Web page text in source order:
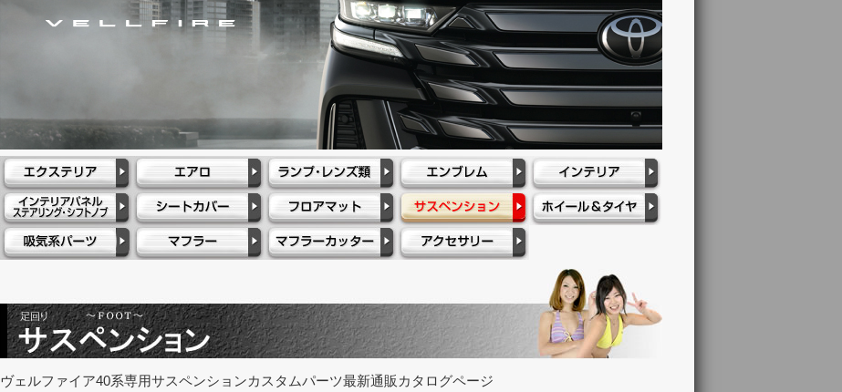
ヴェルファイア40系専用サスペンションカスタムパーツ最新通販カタログページ